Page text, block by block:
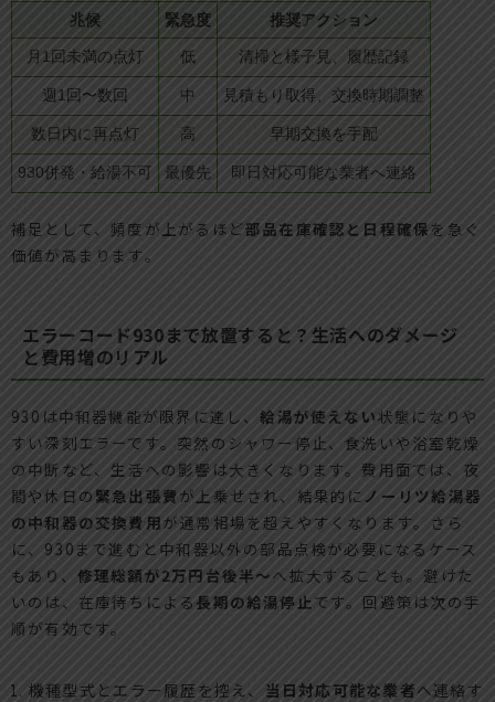
兆候 緊急度 推奨アクション
月1回未満の点灯 低 清掃と様子見、履歴記録
週1回〜数回 中 見積もり取得、交換時期調整
数日内に再点灯 高 早期交換を手配
930併発・給湯不可 最優先 即日対応可能な業者へ連絡
補足として、頻度が上がるほど部品在庫確認と日程確保 を急ぐ
価値が高まります。
エラーコード930まで放置すると？生活へのダメージ
と費用増のリアル
930は中和器機能が限界に達し、給湯が使えない状態になりや
すい深刻エラーです。突然のシャワー停止、食洗いや浴室乾燥
の中断など、生活への影響は大きくなります。費用面では、夜
間や休日の 緊急出張費 が上乗せされ、結果的に ノーリツ給湯器
の中和器の交換費用が通常相場を超えやすくなります。さら
に、930まで進むと中和器以外の部品点検が必要になるケース
もあり、 修理総額が2万円台後半〜へ拡大することも。避けた
いのは、在庫待ちによる 長期の給湯停止 です。回避策は次の手
順が有効です。
機種型式とエラー履歴を控え、 当日対応可能な業者へ連絡す